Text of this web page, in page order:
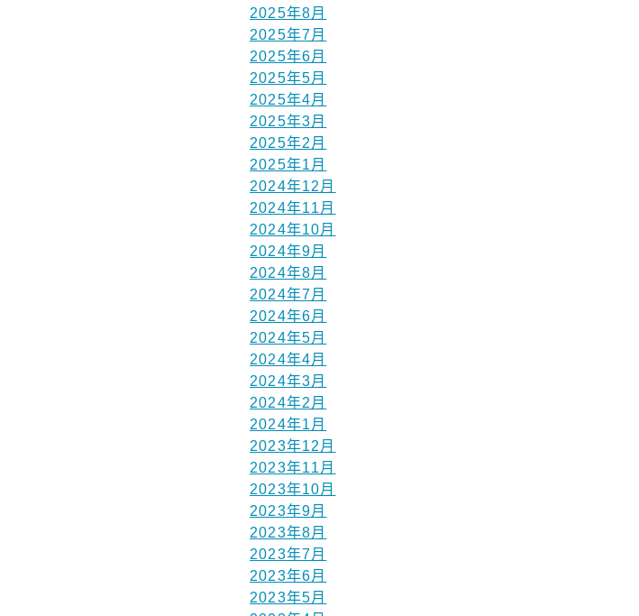
2025年8月
2025年7月
2025年6月
2025年5月
2025年4月
2025年3月
2025年2月
2025年1月
2024年12月
2024年11月
2024年10月
2024年9月
2024年8月
2024年7月
2024年6月
2024年5月
2024年4月
2024年3月
2024年2月
2024年1月
2023年12月
2023年11月
2023年10月
2023年9月
2023年8月
2023年7月
2023年6月
2023年5月